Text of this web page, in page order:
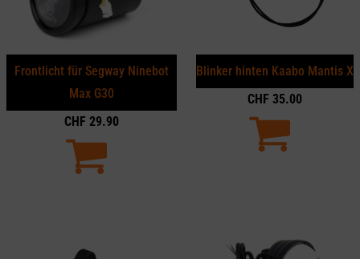
Frontlicht für Segway Ninebot
Max G30
CHF 29.90
Blinker hinten Kaabo Mantis X
CHF 35.00